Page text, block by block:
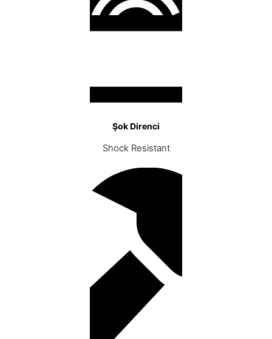
Şok Direnci
Shock Resistant